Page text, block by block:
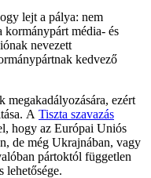
lejt a pálya: nem
média- és
nevezett
kedvező
megakadályozására, ezért
A Tiszta szavazás
hogy az Európai Uniós
de még Ukrajnában, vagy
pártoktól független
lehetősége.